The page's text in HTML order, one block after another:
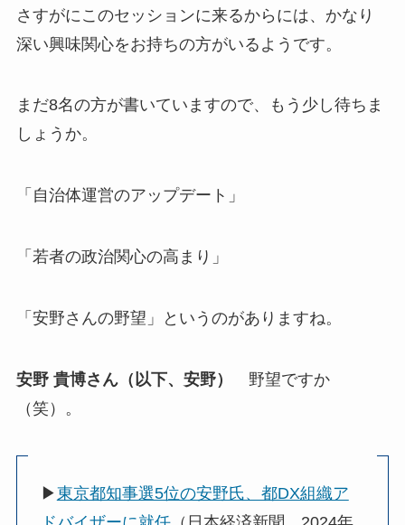
さすがにこのセッションに来るからには、かなり
深い興味関心をお持ちの方がいるようです。
まだ8名の方が書いていますので、もう少し待ちま
しょうか。
「自治体運営のアップデート」
「若者の政治関心の高まり」
「安野さんの野望」というのがありますね。
安野 貴博さん（以下、安野） 野望ですか
（笑）。
▶︎東京都知事選5位の安野氏、都DX組織ア